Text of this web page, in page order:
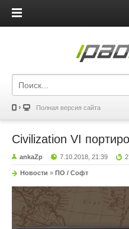
Полная версия сайта
Civilization VI
ankaZp 7.10.2018, 21:39
Новости » ПО / Софт